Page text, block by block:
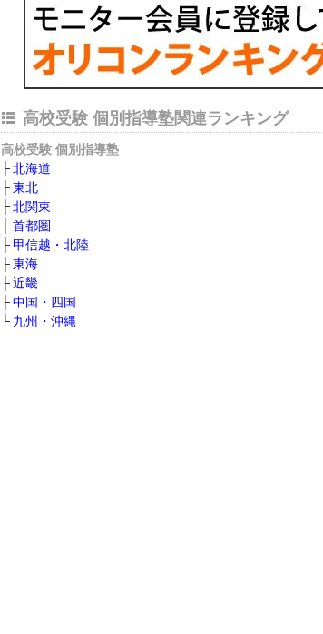
高校受験 個別指導塾関連ランキング
高校受験 個別指導塾
北海道
東北
北関東
首都圏
甲信越・北陸
東海
近畿
中国・四国
九州・沖縄